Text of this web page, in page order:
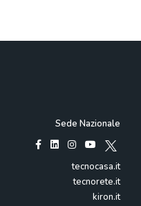
Sede Nazionale
tecnocasa.it
tecnorete.it
kiron.it